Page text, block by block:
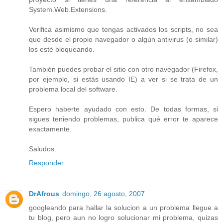
System.Web.Extensions.
Verifica asimismo que tengas activados los scripts, no sea
que desde el propio navegador o algún antivirus (o similar)
los esté bloqueando.
También puedes probar el sitio con otro navegador (Firefox,
por ejemplo, si estás usando IE) a ver si se trata de un
problema local del software.
Espero haberte ayudado con esto. De todas formas, si
sigues teniendo problemas, publica qué error te aparece
exactamente.
Saludos.
Responder
DrAfrous domingo, 26 agosto, 2007
googleando para hallar la solucion a un problema llegue a
tu blog, pero aun no logro solucionar mi problema, quizas